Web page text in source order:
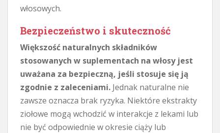
włosowych.
Bezpieczeństwo i skuteczność
Większość naturalnych składników
stosowanych w suplementach na włosy jest
uważana za bezpieczną, jeśli stosuje się ją
zgodnie z zaleceniami. Jednak naturalne nie
zawsze oznacza brak ryzyka. Niektóre ekstrakty
ziołowe mogą wchodzić w interakcje z lekami lub
nie być odpowiednie w okresie ciąży lub